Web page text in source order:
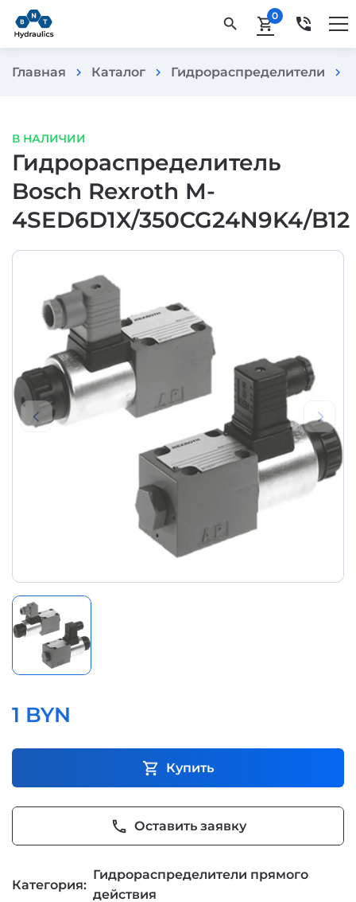
search shopping_cart0 phone_in_talk
Главная chevron_right Каталог chevron_right Гидрораспределители chevron_right
В НАЛИЧИИ
Гидрораспределитель
Bosch Rexroth M-
4SED6D1X/350CG24N9K4/B12
1 BYN
shopping_cart Купить
phone Оставить заявку
Категория:
Гидрораспределители прямого
действия